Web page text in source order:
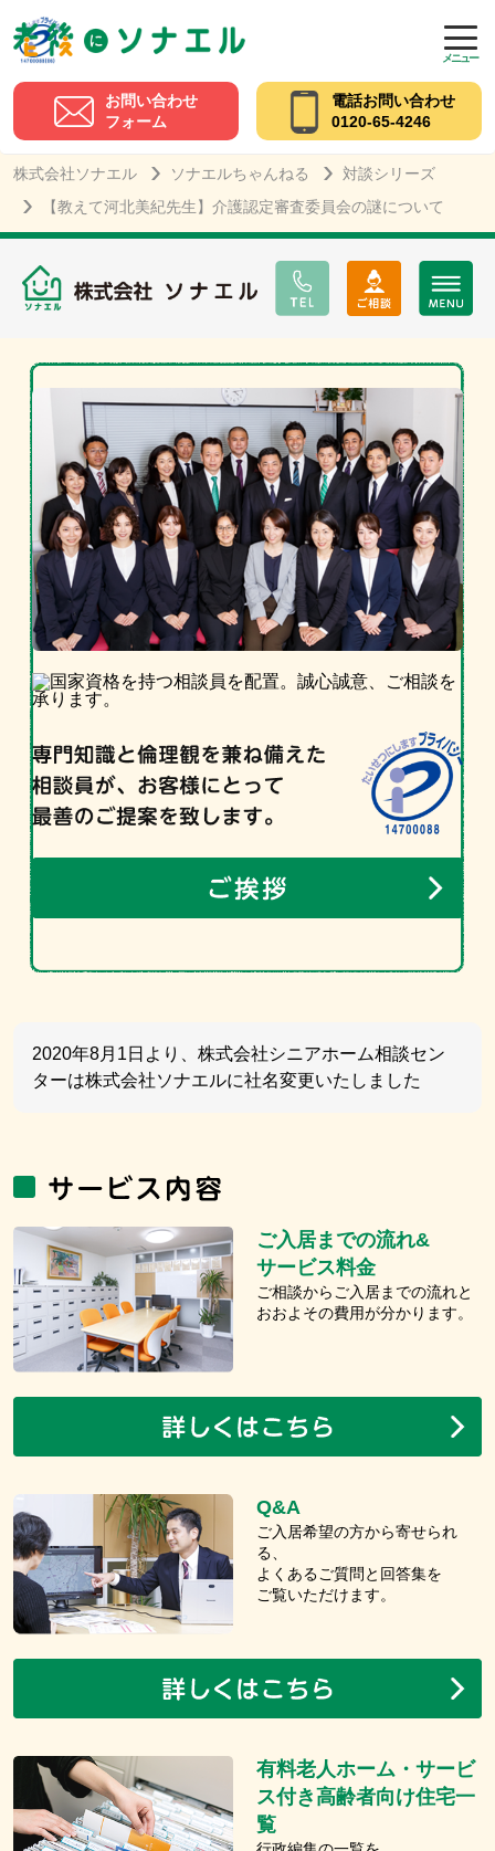
メニュー
お問い合わせ
フォーム
電話お問い合わせ
0120-65-4246
株式会社ソナエル ソナエルちゃんねる
対談シリーズ
【教えて河北美紀先生】介護認定審査委員会の謎について
2020年8月1日より、株式会社シニアホーム相談セン
ターは株式会社ソナエルに社名変更いたしました
ご入居までの流れ&
サービス料金
ご相談からご入居までの流れと
おおよその費用が分かります。
Q&A
ご入居希望の方から寄せられ
る、
よくあるご質問と回答集を
ご覧いただけます。
有料老人ホーム・サービ
ス付き高齢者向け住宅一
覧